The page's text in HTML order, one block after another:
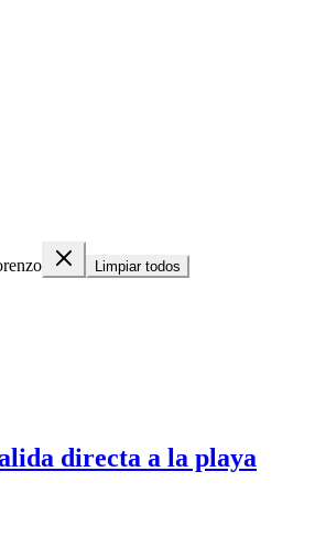
Limpiar todos
directa a la playa